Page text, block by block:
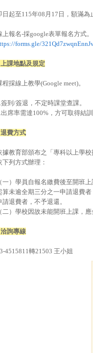
日起至115年08月17日，額滿為
上報名-採google表單報名方式。
forms.gle/
▌上課地點及規定
程採線上教學(Google meet)。
簽到/簽退，不定時課堂查課。
出席率需達100%，方可取得結
▌退費方式
據教育部頒布之「專科以上學
下列方式辦理：
（一）學員自報名繳費後至開班
算未逾全期三分之一申請退費
請退費者，不予退還。
（二）學校因故未能開班上課，
▌洽詢專線
4515811轉21503 王小姐